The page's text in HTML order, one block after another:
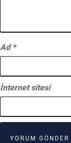
Ad *
İnternet sitesi